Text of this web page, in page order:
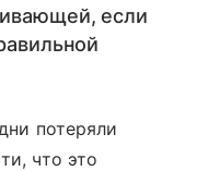
если
потеряли
что это